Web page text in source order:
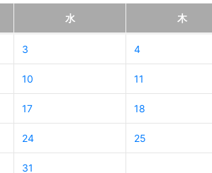
水 木
3 4
10 11
17 18
24 25
31